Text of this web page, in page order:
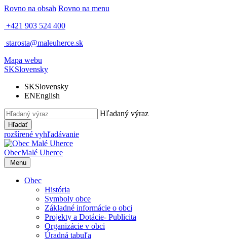
Rovno na obsah Rovno na menu
+421 903 524 400
starosta@maleuherce.sk
Mapa webu
SKSlovensky
SKSlovensky
ENEnglish
Hľadaný výraz
Hľadať
rozšírené vyhľadávanie
ObecMalé Uherce
Menu
Obec
História
Symboly obce
Základné informácie o obci
Projekty a Dotácie- Publicita
Organizácie v obci
Úradná tabuľa